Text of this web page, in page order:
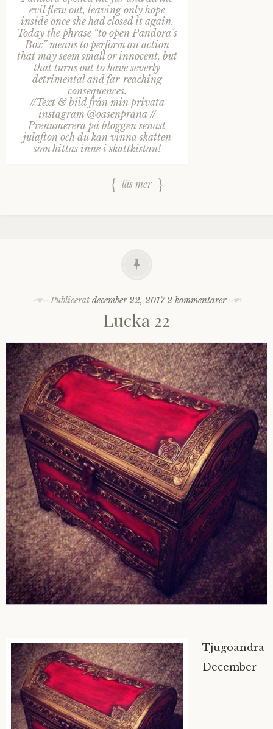
evil flew out, leaving only hope
inside once she had closed it again.
Today the phrase “to open Pandora´s
Box” means to perform an action
that may seem small or innocent, but
that turns out to have severly
detrimental and far-reaching
consequences.
//Text & bild från min privata
instagram @oasenprana //
Prenumerera på bloggen senast
julafton och du kan vinna skatten
som hittas inne i skattkistan!
läs mer
Publiceratdecember 22, 2017 2 kommentarer
Lucka 22
Tjugoandra
December